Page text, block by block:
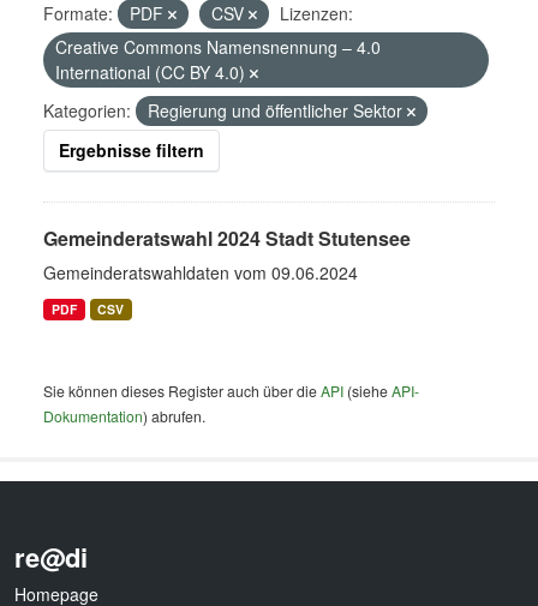
Formate: PDF CSV
Lizenzen:
Creative Commons Namensnennung – 4.0
International (CC BY 4.0)
Kategorien:
Regierung und öffentlicher Sektor
Ergebnisse filtern
Gemeinderatswahl 2024 Stadt Stutensee
Gemeinderatswahldaten vom 09.06.2024
PDF CSV
Sie können dieses Register auch über dieAPI (sieheAPI-
Dokumentation) abrufen.
re@di
Homepage